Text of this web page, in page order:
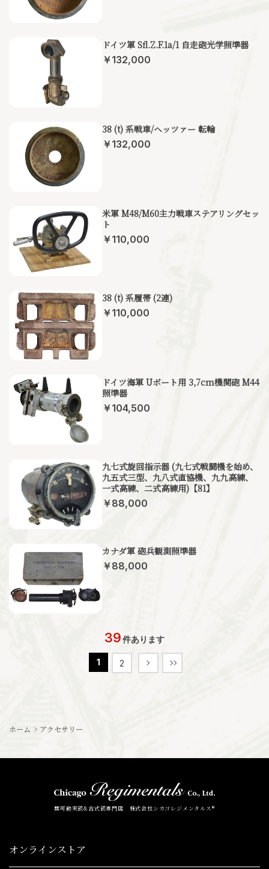
ドイツ軍 Sfl.Z.F.1a/1 自走砲光学照準器
￥132,000
38 (t) 系戦車/ヘッツァー 転輪
￥132,000
米軍 M48/M60主力戦車ステアリングセッ
ト
￥110,000
38 (t) 系履帯 (2連)
￥110,000
ドイツ海軍 Uボート用 3,7cm機関砲 M44
照準器
￥104,500
九七式旋回指示器 (九七式戦闘機を始め、
九五式三型、九八式直協機、九九高練、
一式高練、二式高練用)【81】
￥88,000
カナダ軍 砲兵観測照準器
￥88,000
39件あります
1 2
ホーム > アクセサリー
無可動実銃&古式銃専門店 株式会社シカゴレジメンタルス®
オンラインストア